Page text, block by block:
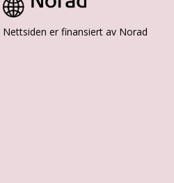
Nettsiden er finansiert av Norad